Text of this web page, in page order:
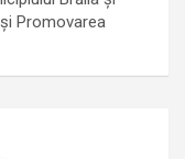
Promovarea